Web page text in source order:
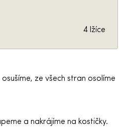
4 lžíce
osušíme, ze všech stran osolíme
a nakrájíme na kostičky.